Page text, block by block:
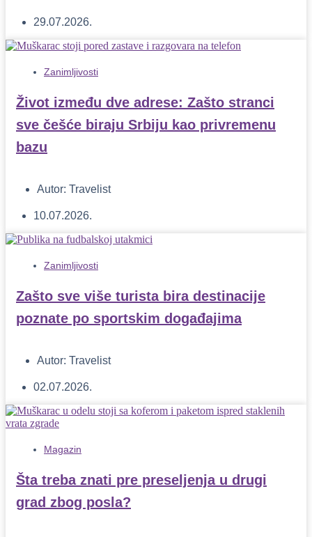
29.07.2026.
Zanimljivosti
Život između dve adrese: Zašto stranci
sve češće biraju Srbiju kao privremenu
bazu
Autor: Travelist
10.07.2026.
Zanimljivosti
Zašto sve više turista bira destinacije
poznate po sportskim događajima
Autor: Travelist
02.07.2026.
Magazin
Šta treba znati pre preseljenja u drugi
grad zbog posla?